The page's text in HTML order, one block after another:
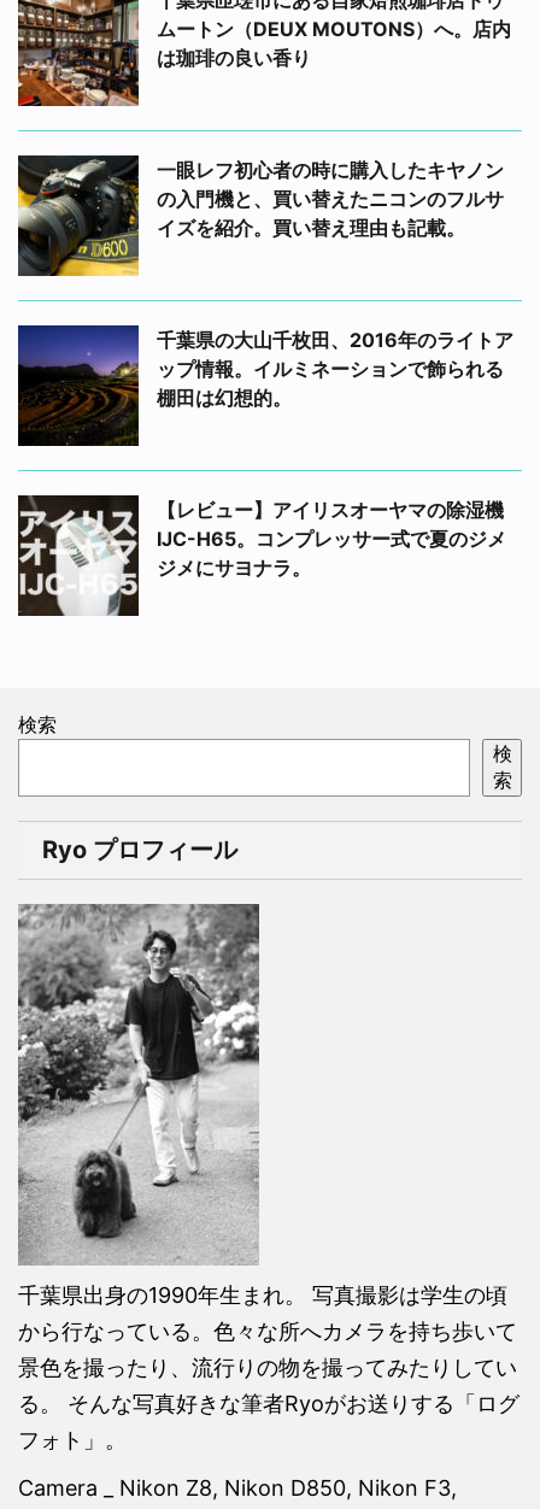
ムートン（DEUX MOUTONS）へ。店内
は珈琲の良い香り
一眼レフ初心者の時に購入したキヤノン
の入門機と、買い替えたニコンのフルサ
イズを紹介。買い替え理由も記載。
千葉県の大山千枚田、2016年のライトア
ップ情報。イルミネーションで飾られる
棚田は幻想的。
【レビュー】アイリスオーヤマの除湿機
IJC-H65。コンプレッサー式で夏のジメ
ジメにサヨナラ。
検索
検
索
Ryo プロフィール
千葉県出身の1990年生まれ。 写真撮影は学生の頃
から行なっている。色々な所へカメラを持ち歩いて
景色を撮ったり、流行りの物を撮ってみたりしてい
る。 そんな写真好きな筆者Ryoがお送りする「ログ
フォト」。
Camera _ Nikon Z8, Nikon D850, Nikon F3,